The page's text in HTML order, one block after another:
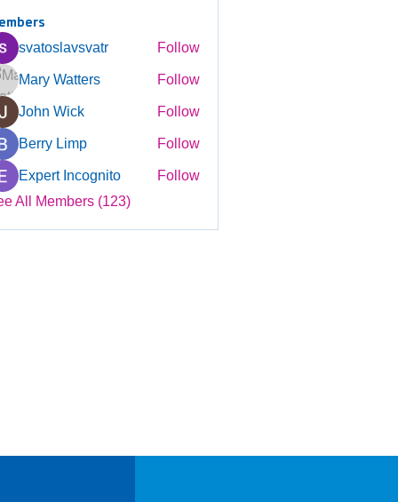
svatoslavsvatr Follow
Mary Watters Follow
John Wick Follow
Berry Limp Follow
Expert Incognito
Follow
All Members (123)